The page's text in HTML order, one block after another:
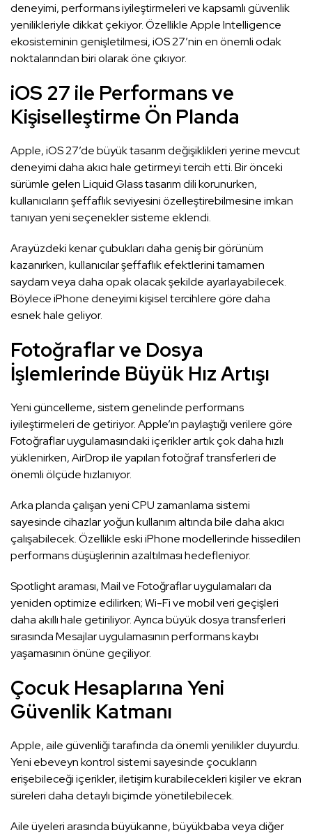
deneyimi, performans iyileştirmeleri ve kapsamlı güvenlik
yenilikleriyle dikkat çekiyor. Özellikle Apple Intelligence
ekosisteminin genişletilmesi, iOS 27’nin en önemli odak
noktalarından biri olarak öne çıkıyor.
iOS 27 ile Performans ve
Kişiselleştirme Ön Planda
Apple, iOS 27’de büyük tasarım değişiklikleri yerine mevcut
deneyimi daha akıcı hale getirmeyi tercih etti. Bir önceki
sürümle gelen Liquid Glass tasarım dili korunurken,
kullanıcıların şeffaflık seviyesini özelleştirebilmesine imkan
tanıyan yeni seçenekler sisteme eklendi.
Arayüzdeki kenar çubukları daha geniş bir görünüm
kazanırken, kullanıcılar şeffaflık efektlerini tamamen
saydam veya daha opak olacak şekilde ayarlayabilecek.
Böylece iPhone deneyimi kişisel tercihlere göre daha
esnek hale geliyor.
Fotoğraflar ve Dosya
İşlemlerinde Büyük Hız Artışı
Yeni güncelleme, sistem genelinde performans
iyileştirmeleri de getiriyor. Apple’ın paylaştığı verilere göre
Fotoğraflar uygulamasındaki içerikler artık çok daha hızlı
yüklenirken, AirDrop ile yapılan fotoğraf transferleri de
önemli ölçüde hızlanıyor.
Arka planda çalışan yeni CPU zamanlama sistemi
sayesinde cihazlar yoğun kullanım altında bile daha akıcı
çalışabilecek. Özellikle eski iPhone modellerinde hissedilen
performans düşüşlerinin azaltılması hedefleniyor.
Spotlight araması, Mail ve Fotoğraflar uygulamaları da
yeniden optimize edilirken; Wi-Fi ve mobil veri geçişleri
daha akıllı hale getiriliyor. Ayrıca büyük dosya transferleri
sırasında Mesajlar uygulamasının performans kaybı
yaşamasının önüne geçiliyor.
Çocuk Hesaplarına Yeni
Güvenlik Katmanı
Apple, aile güvenliği tarafında da önemli yenilikler duyurdu.
Yeni ebeveyn kontrol sistemi sayesinde çocukların
erişebileceği içerikler, iletişim kurabilecekleri kişiler ve ekran
süreleri daha detaylı biçimde yönetilebilecek.
Aile üyeleri arasında büyükanne, büyükbaba veya diğer